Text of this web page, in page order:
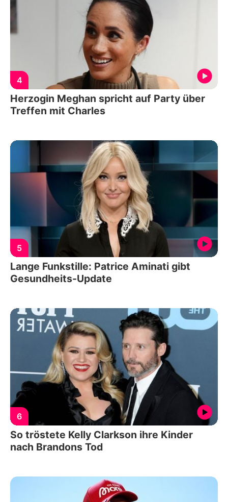
4
Herzogin Meghan spricht auf Party über
Treffen mit Charles
5
Lange Funkstille: Patrice Aminati gibt
Gesundheits-Update
6
So tröstete Kelly Clarkson ihre Kinder
nach Brandons Tod